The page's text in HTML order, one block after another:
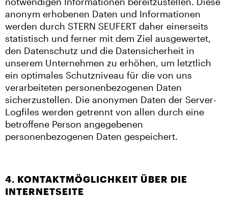
anonym erhobenen Daten und Informationen
werden durch STERN SEUFERT daher einerseits
statistisch und ferner mit dem Ziel ausgewertet,
den Datenschutz und die Datensicherheit in
unserem Unternehmen zu erhöhen, um letztlich
ein optimales Schutzniveau für die von uns
verarbeiteten personenbezogenen Daten
sicherzustellen. Die anonymen Daten der Server-
Logfiles werden getrennt von allen durch eine
betroffene Person angegebenen
personenbezogenen Daten gespeichert.
4. KONTAKTMÖGLICHKEIT ÜBER DIE
INTERNETSEITE